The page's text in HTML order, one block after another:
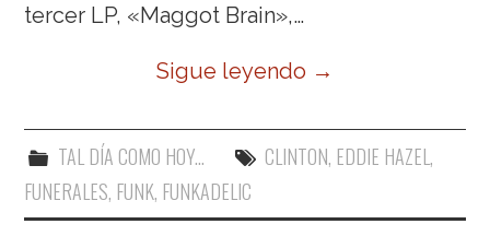
tercer LP, «Maggot Brain»,…
Sigue leyendo →
TAL DÍA COMO HOY... CLINTON, EDDIE HAZEL,
FUNERALES, FUNK, FUNKADELIC